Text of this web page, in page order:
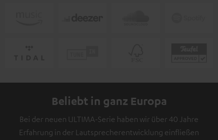
Beliebt in ganz Europa
Bei der neuen ULTIMA-Serie haben wir über 40 Jahre
Erfahrung in der Lautsprecherentwicklung einfließen